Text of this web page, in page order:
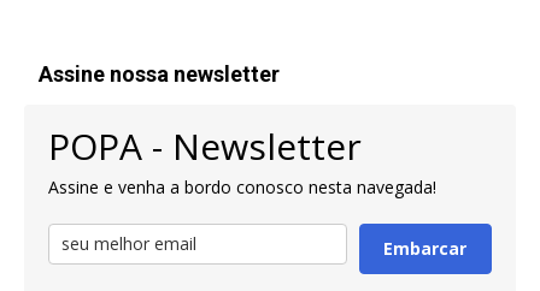
Assine nossa newsletter
POPA - Newsletter
Assine e venha a bordo conosco nesta navegada!
Embarcar